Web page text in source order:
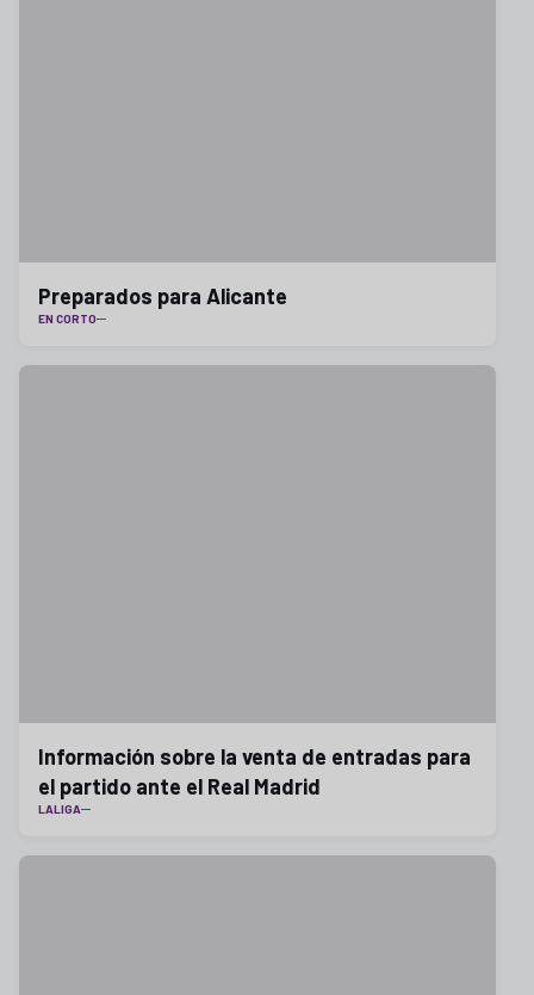
Preparados para Alicante
EN CORTO
Información sobre la venta de entradas para
el partido ante el Real Madrid
LALIGA